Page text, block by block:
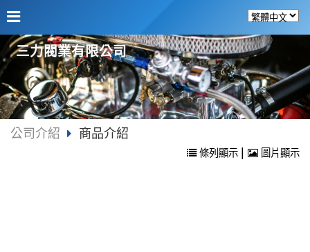
三力閥業有限公司
公司介紹 商品介紹
條列顯示 | 圖片顯示